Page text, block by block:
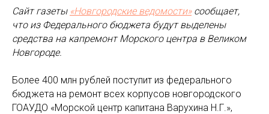
Сайт газеты «Новгородские ведомости»сообщает,
что из Федерального бюджета будут выделены
средства на капремонт Морского центра в Великом
Новгороде.
Более 400 млн рублей поступит из федерального
бюджета на ремонт всех корпусов новгородского
ГОАУДО «Морской центр капитана Варухина Н.Г.»,